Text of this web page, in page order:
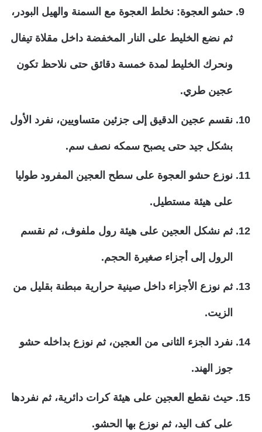
حشو العجوة: نخلط العجوة مع السمنة والهيل البودر،
ثم نضع الخليط على النار المخفضة داخل مقلاة تيفال
ونحرك الخليط لمدة خمسة دقائق حتى نلاحظ تكون
عجين طري.
نقسم عجين الدقيق إلى جزئين متساويين، نفرد الأول
بشكل جيد حتى يصبح سمكه نصف سم.
نوزع حشو العجوة على سطح العجين المفرود طوليا
على هيئة مستطيل.
ثم نشكل العجين على هيئة رول ملفوف، ثم نقسم
الرول إلى أجزاء صغيرة الحجم.
ثم نوزع الأجزاء داخل صينية حرارية مبطنة بقليل من
الزيت.
نفرد الجزء الثانى من العجين، ثم نوزع بداخله حشو
جوز الهند.
حيث نقطع العجين على هيئة كرات دائرية، ثم نفردها
على كف اليد، ثم نوزع بها الحشو.